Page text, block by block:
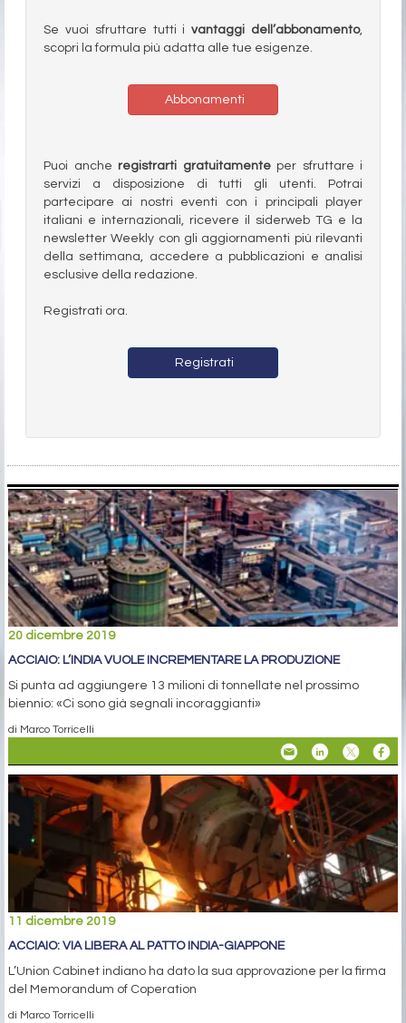
Se vuoi sfruttare tutti ivantaggi dell’abbonamento,
scopri la formula più adatta alle tue esigenze.
Abbonamenti
Puoi anche registrarti gratuitamenteper sfruttare i
servizi a disposizione di tutti gli utenti. Potrai
partecipare ai nostri eventi con i principali player
italiani e internazionali, ricevere il siderweb TG e la
newsletter Weekly con gli aggiornamenti più rilevanti
della settimana, accedere a pubblicazioni e analisi
esclusive della redazione.
Registrati ora.
Registrati
20 dicembre 2019
ACCIAIO: L’INDIA VUOLE INCREMENTARE LA PRODUZIONE
Si punta ad aggiungere 13 milioni di tonnellate nel prossimo
biennio: «Ci sono già segnali incoraggianti»
di Marco Torricelli
11 dicembre 2019
ACCIAIO: VIA LIBERA AL PATTO INDIA-GIAPPONE
L’Union Cabinet indiano ha dato la sua approvazione per la firma
del Memorandum of Coperation
di Marco Torricelli